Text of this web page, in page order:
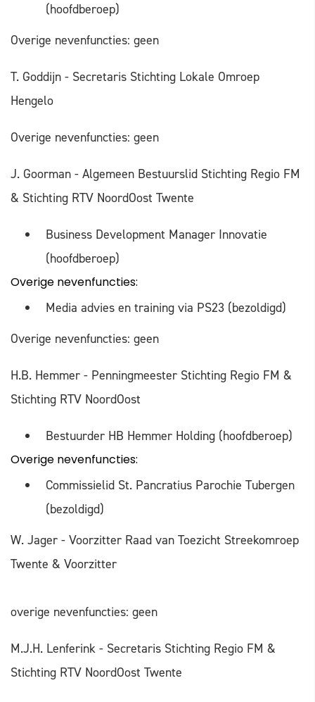
(hoofdberoep)
Overige nevenfuncties: geen
T. Goddijn - Secretaris Stichting Lokale Omroep
Hengelo
Overige nevenfuncties: geen
J. Goorman - Algemeen Bestuurslid Stichting Regio FM
& Stichting RTV NoordOost Twente
Business Development Manager Innovatie
(hoofdberoep)
Overige nevenfuncties:
Media advies en training via PS23 (bezoldigd)
Overige nevenfuncties: geen
H.B. Hemmer - Penningmeester Stichting Regio FM &
Stichting RTV NoordOost
Bestuurder HB Hemmer Holding (hoofdberoep)
Overige nevenfuncties:
Commissielid St. Pancratius Parochie Tubergen
(bezoldigd)
W. Jager - Voorzitter Raad van Toezicht Streekomroep
Twente & Voorzitter
overige nevenfuncties: geen
M.J.H. Lenferink - Secretaris Stichting Regio FM &
Stichting RTV NoordOost Twente